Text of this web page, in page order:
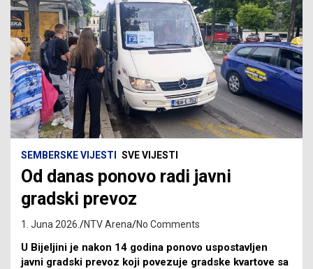
SEMBERSKE VIJESTI SVE VIJESTI
Od danas ponovo radi javni
gradski prevoz
1. Juna 2026. NTV Arena No Comments
U Bijeljini je nakon 14 godina ponovo uspostavljen
javni gradski prevoz koji povezuje gradske kvartove sa